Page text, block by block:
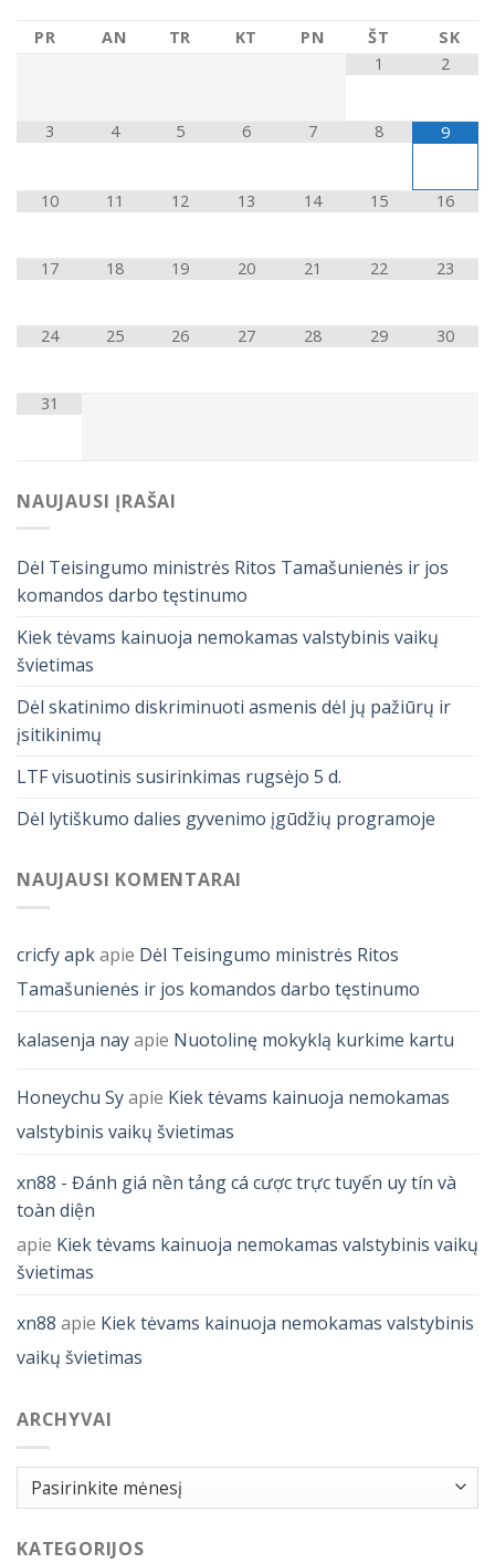
PR AN TR KT PN ŠT
SK
1
2
3 4 5 6 7 8 9
10 11 12 13 14 15 16
17 18 19 20 21 22 23
24 25 26 27 28 29 30
31
NAUJAUSI ĮRAŠAI
Dėl Teisingumo ministrės Ritos Tamašunienės ir jos
komandos darbo tęstinumo
Kiek tėvams kainuoja nemokamas valstybinis vaikų
švietimas
Dėl skatinimo diskriminuoti asmenis dėl jų pažiūrų ir
įsitikinimų
LTF visuotinis susirinkimas rugsėjo 5 d.
Dėl lytiškumo dalies gyvenimo įgūdžių programoje
NAUJAUSI KOMENTARAI
cricfy apkapie Dėl Teisingumo ministrės Ritos
Tamašunienės ir jos komandos darbo tęstinumo
kalasenja nayapie Nuotolinę mokyklą kurkime kartu
Honeychu Syapie Kiek tėvams kainuoja nemokamas
valstybinis vaikų švietimas
xn88 - Đánh giá nền tảng cá cược trực tuyến uy tín và
toàn diện
apie Kiek tėvams kainuoja nemokamas valstybinis vaikų
švietimas
xn88 apie Kiek tėvams kainuoja nemokamas valstybinis
vaikų švietimas
ARCHYVAI
Archyvai
KATEGORIJOS